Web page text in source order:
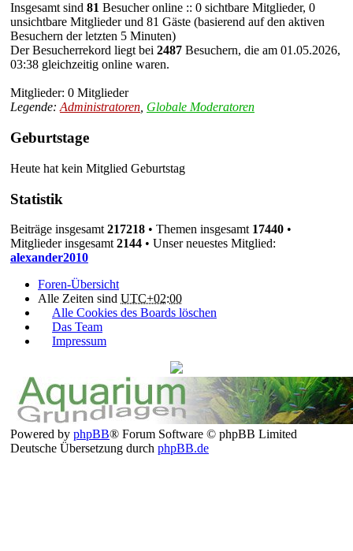
Insgesamt sind 81 Besucher online :: 0 sichtbare Mitglieder, 0
unsichtbare Mitglieder und 81 Gäste (basierend auf den aktiven
Besuchern der letzten 5 Minuten)
Der Besucherrekord liegt bei 2487 Besuchern, die am 01.05.2026,
03:38 gleichzeitig online waren.
Mitglieder: 0 Mitglieder
Legende:Administratoren, Globale Moderatoren
Geburtstage
Heute hat kein Mitglied Geburtstag
Statistik
Beiträge insgesamt 217218 • Themen insgesamt 17440 •
Mitglieder insgesamt 2144 • Unser neuestes Mitglied:
alexander2010
Foren-Übersicht
Alle Zeiten sind UTC+02:00
Alle Cookies des Boards löschen
Das Team
Impressum
Powered by phpBB® Forum Software © phpBB Limited
Deutsche Übersetzung durch phpBB.de